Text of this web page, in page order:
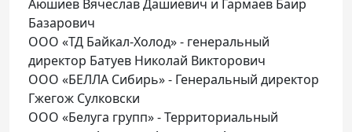
Аюшиев Вячеслав Дашиевич и Гармаев Баир
Базарович
ООО «ТД Байкал-Холод» - генеральный
директор Батуев Николай Викторович
ООО «БЕЛЛА Сибирь» - Генеральный директор
Гжегож Сулковски
ООО «Белуга групп» - Территориальный